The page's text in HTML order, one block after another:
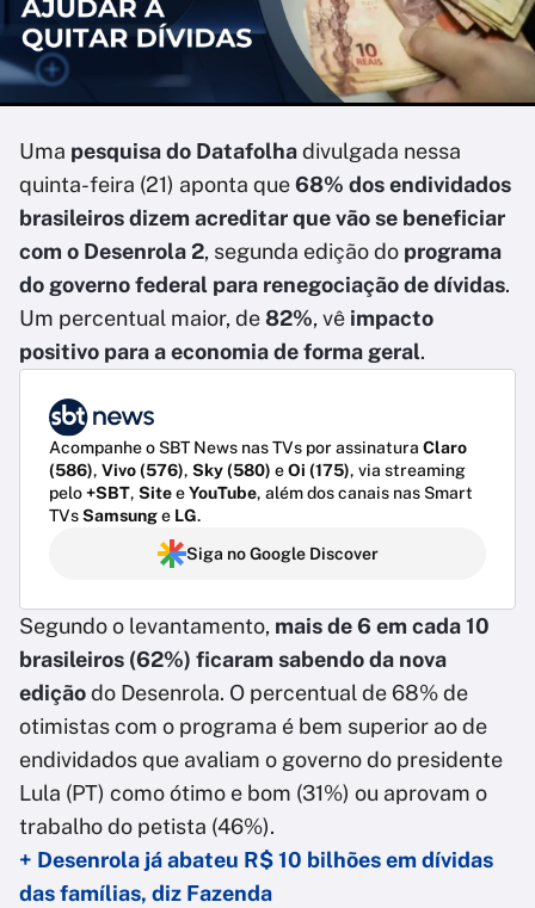
Uma pesquisa do Datafolhadivulgada nessa
quinta-feira (21) aponta que68% dos endividados
brasileiros dizem acreditar que vão se beneficiar
com o Desenrola 2, segunda edição do programa
do governo federal para renegociação de dívidas.
Um percentual maior, de82%, vê impacto
positivo para a economia de forma geral.
Acompanhe o SBT News nas TVs por assinatura Claro
(586), Vivo (576), Sky (580) eOi (175), via streaming
pelo+SBT, SiteeYouTube, além dos canais nas Smart
TVsSamsunge LG.
Siga no Google Discover
Segundo o levantamento, mais de 6 em cada 10
brasileiros (62%) ficaram sabendo da nova
ediçãodo Desenrola. O percentual de 68% de
otimistas com o programa é bem superior ao de
endividados que avaliam o governo do presidente
Lula (PT) como ótimo e bom (31%) ou aprovam o
trabalho do petista (46%).
+ Desenrola já abateu R$ 10 bilhões em dívidas
das famílias, diz Fazenda